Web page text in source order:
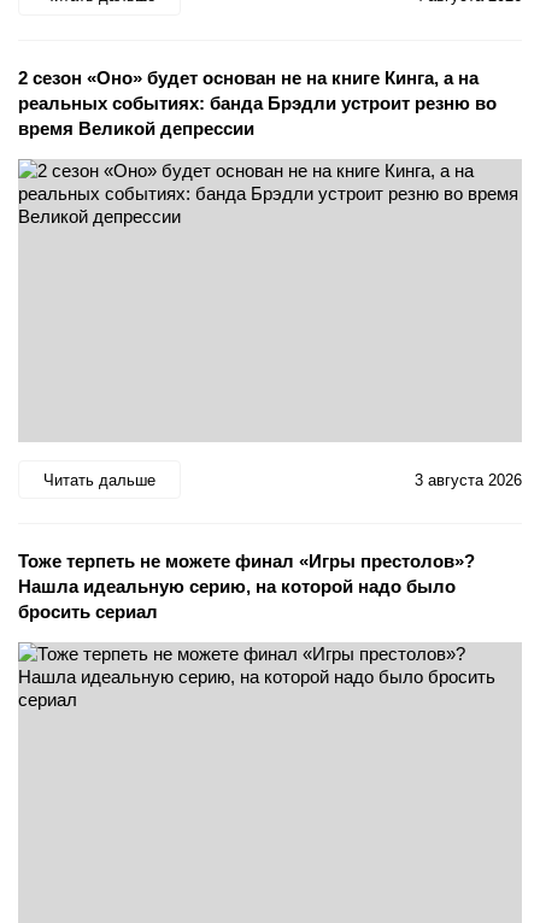
2 сезон «Оно» будет основан не на книге Кинга, а на
реальных событиях: банда Брэдли устроит резню во
время Великой депрессии
Читать дальше 3 августа 2026
Тоже терпеть не можете финал «Игры престолов»?
Нашла идеальную серию, на которой надо было
бросить сериал